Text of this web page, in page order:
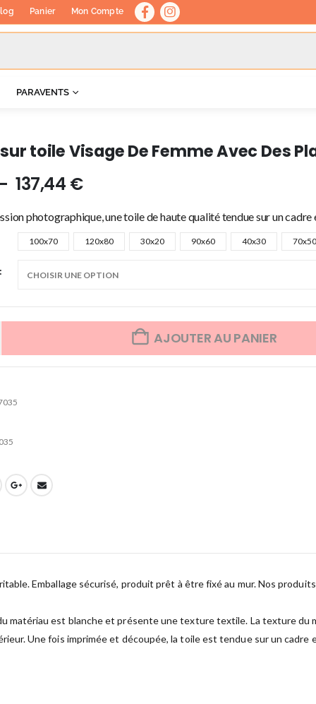
Panier Mon Compte
PARAVENTS
toile Visage De Femme Avec Des
137,44 €
photographique, une toile de haute qualité tendue sur un
100x70 120x80 30x20 90x60 40x30 70x50
AJOUTER AU PANIER
Emballage sécurisé, produit prêt à être fixé au mur. Nos produits
matériau est blanche et présente une texture textile. La texture du
Une fois imprimée et découpée, la toile est tendue sur un cadre